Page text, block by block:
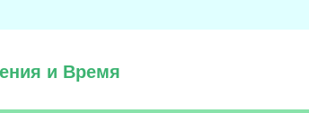
и Время